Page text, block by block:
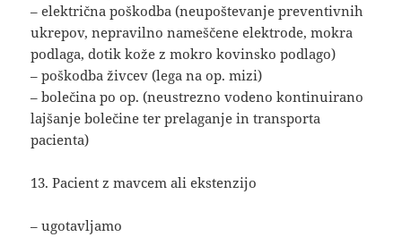
– električna poškodba (neupoštevanje preventivnih
ukrepov, nepravilno nameščene elektrode, mokra
podlaga, dotik kože z mokro kovinsko podlago)
– poškodba živcev (lega na op. mizi)
– bolečina po op. (neustrezno vodeno kontinuirano
lajšanje bolečine ter prelaganje in transporta
pacienta)
13. Pacient z mavcem ali ekstenzijo
– ugotavljamo